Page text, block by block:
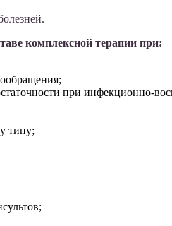
комплексной терапии при:
при инфекционно-
типу;